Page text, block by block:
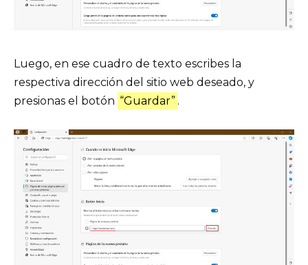
Luego, en ese cuadro de texto escribes la
respectiva dirección del sitio web deseado, y
presionas el botón “Guardar” .